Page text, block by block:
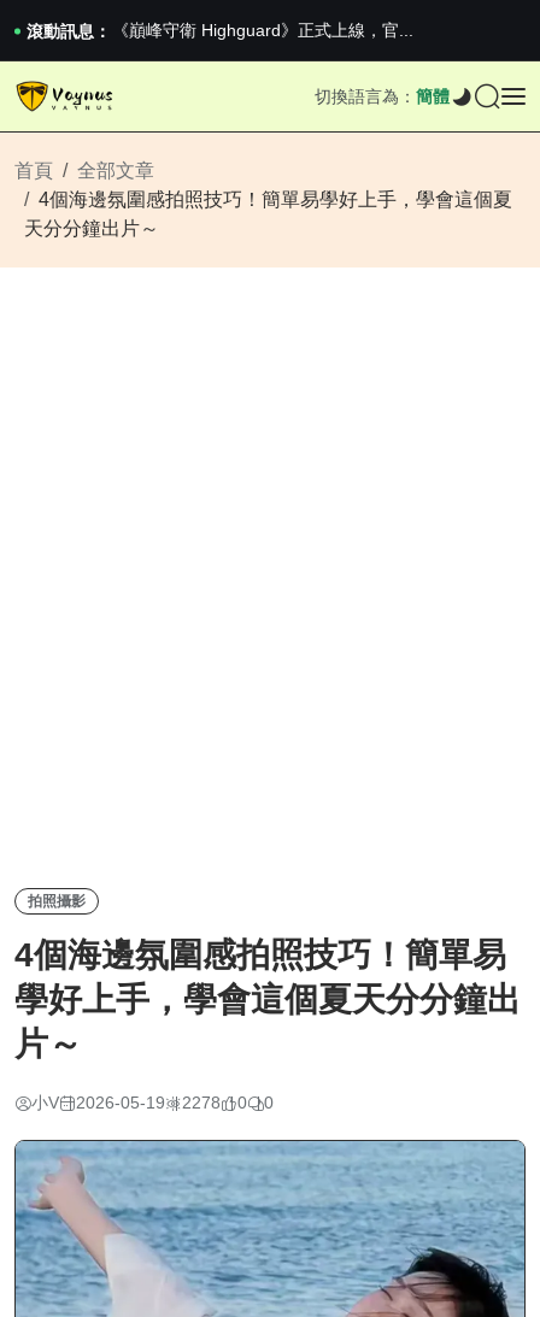
滾動訊息：
《巔峰守衛 Highguard》正式上線，官...
iPhone 16e 釋出，蘋果你不要太離譜
2026澳網男單收官：全滿貫對上全滿亞，德約...
切換語言為： 簡體
首頁
全部文章
4個海邊氛圍感拍照技巧！簡單易學好上手，學會這個夏
天分分鐘出片～
拍照攝影
4個海邊氛圍感拍照技巧！簡單易
學好上手，學會這個夏天分分鐘出
片～
小V 2026-05-19 2278 0 0